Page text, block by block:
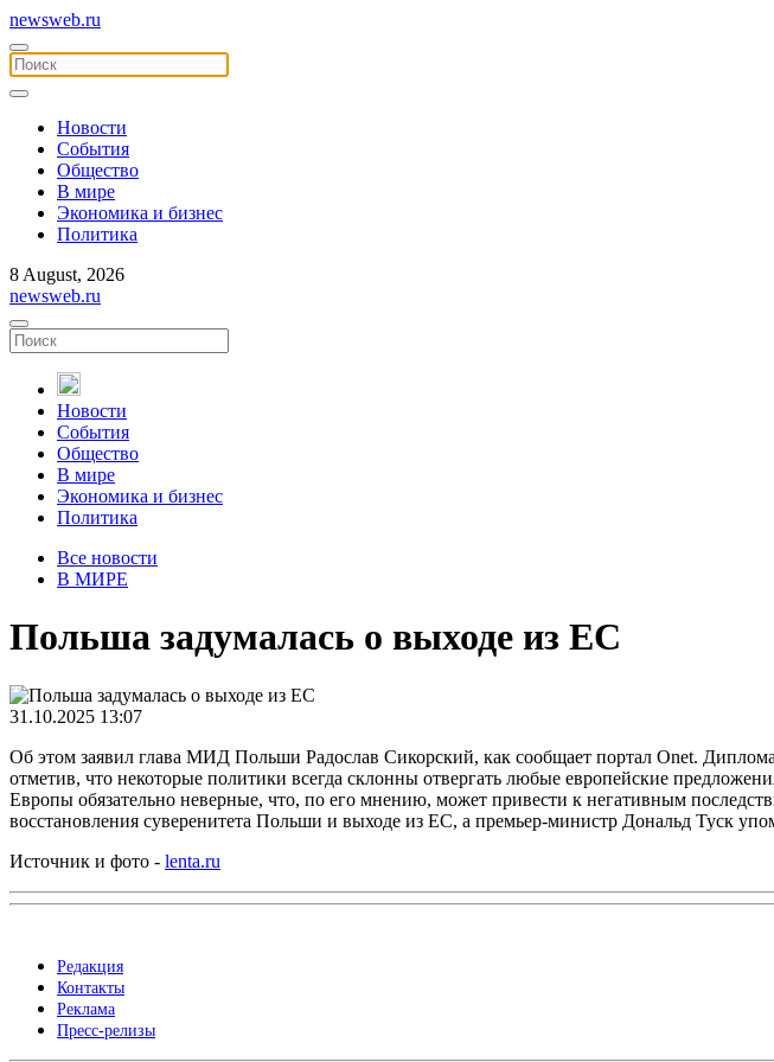
newsweb.ru
Новости
События
Общество
В мире
Экономика и бизнес
Политика
8 August, 2026
newsweb.ru
Новости
События
Общество
В мире
Экономика и бизнес
Политика
Все новости
В МИРЕ
Польша задумалась о выходе из ЕС
31.10.2025 13:07
Об этом заявил глава МИД Польши Радослав Сикорский, как сообщает портал Onet.
отметив, что некоторые политики всегда склонны отвергать любые европейские
Европы обязательно неверные, что, по его мнению, может привести к негативным
восстановления суверенитета Польши и выходе из ЕС, а премьер-министр Дональд Туск
Источник и фото - lenta.ru
Редакция
Контакты
Реклама
Пресс-релизы